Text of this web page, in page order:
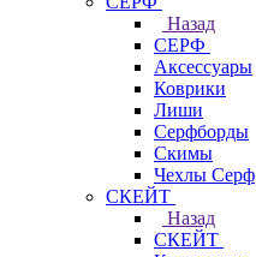
Назад
СЕРФ
Аксессуары
Коврики
Лиши
Серфборды
Скимы
Чехлы Cерф
СКЕЙТ
Назад
СКЕЙТ